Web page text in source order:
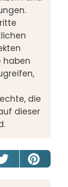
haben
die
dieser